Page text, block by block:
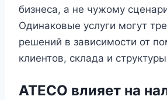
бизнеса, а не чужому
Одинаковые услуги могут
решений в зависимости от
клиентов, склада и
ATECO влияет на